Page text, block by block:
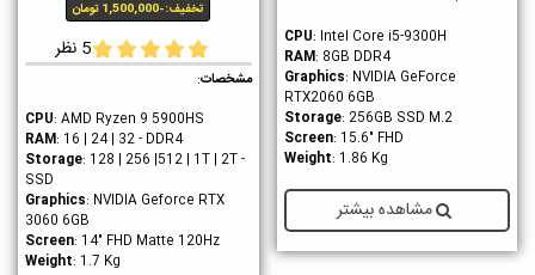
CPU: Intel Core i5-9300H
RAM: 8GB DDR4
Graphics: NVIDIA GeForce
RTX2060 6GB
Storage: 256GB SSD M.2
Screen: 15.6" FHD
Weight: 1.86 Kg
مشاهده بیشتر
تخفیف:-1,500,000 تومان
5 نظر
مشخصات:
CPU: AMD Ryzen 9 5900HS
RAM: 16 | 24 | 32 - DDR4
Storage: 128 | 256 |512 | 1T | 2T -
SSD
Graphics: NVIDIA Geforce RTX
3060 6GB
Screen: 14" FHD Matte 120Hz
Weight: 1.7 Kg